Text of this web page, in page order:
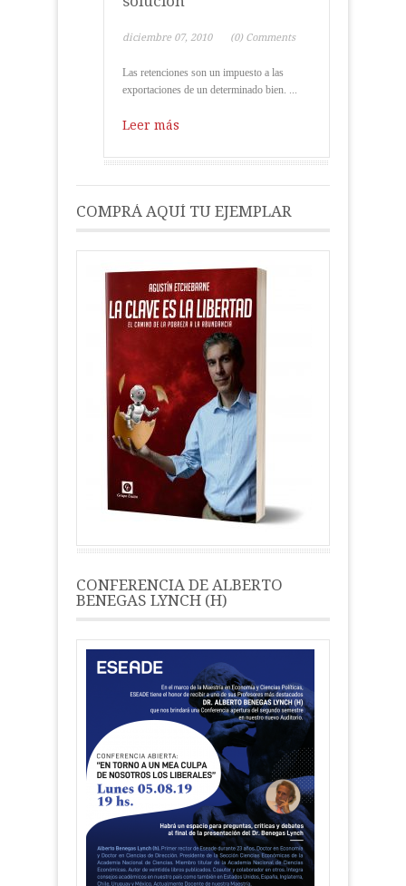
diciembre 07, 2010 (0) Comments
Las retenciones son un impuesto a las
exportaciones de un determinado bien. ...
Leer más
COMPRÁ AQUÍ TU EJEMPLAR
CONFERENCIA DE ALBERTO
BENEGAS LYNCH (H)